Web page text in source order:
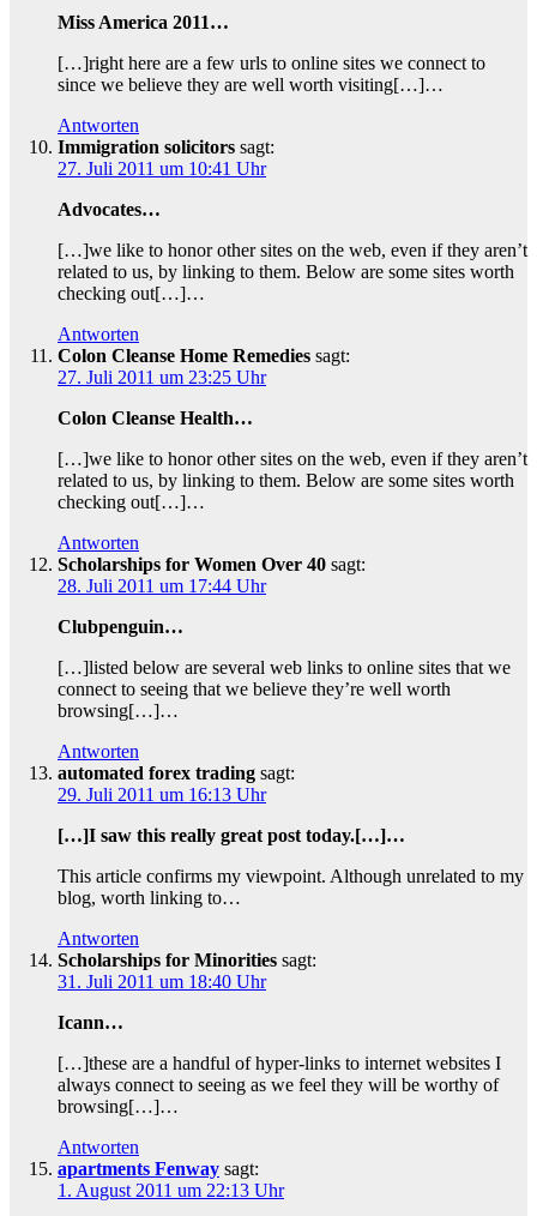
Miss America 2011…
[…]right here are a few urls to online sites we connect to
since we believe they are well worth visiting[…]…
Antworten
Immigration solicitors sagt:
27. Juli 2011 um 10:41 Uhr
Advocates…
[…]we like to honor other sites on the web, even if they aren’t
related to us, by linking to them. Below are some sites worth
checking out[…]…
Antworten
Colon Cleanse Home Remedies sagt:
27. Juli 2011 um 23:25 Uhr
Colon Cleanse Health…
[…]we like to honor other sites on the web, even if they aren’t
related to us, by linking to them. Below are some sites worth
checking out[…]…
Antworten
Scholarships for Women Over 40 sagt:
28. Juli 2011 um 17:44 Uhr
Clubpenguin…
[…]listed below are several web links to online sites that we
connect to seeing that we believe they’re well worth
browsing[…]…
Antworten
automated forex trading sagt:
29. Juli 2011 um 16:13 Uhr
[…]I saw this really great post today.[…]…
This article confirms my viewpoint. Although unrelated to my
blog, worth linking to…
Antworten
Scholarships for Minorities sagt:
31. Juli 2011 um 18:40 Uhr
Icann…
[…]these are a handful of hyper-links to internet websites I
always connect to seeing as we feel they will be worthy of
browsing[…]…
Antworten
apartments Fenway sagt:
1. August 2011 um 22:13 Uhr